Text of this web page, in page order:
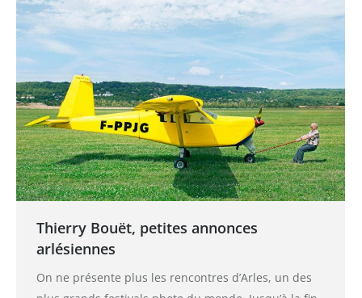
Thierry Bouët, petites annonces
arlésiennes
On ne présente plus les rencontres d’Arles, un des